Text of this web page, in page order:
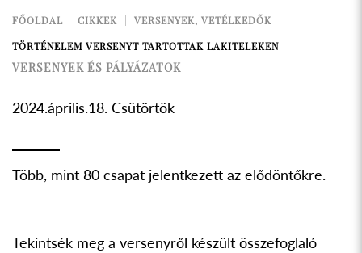
FŐOLDAL CIKKEK
VERSENYEK, VETÉLKEDŐK
TÖRTÉNELEM VERSENYT TARTOTTAK LAKITELEKEN
VERSENYEK ÉS PÁLYÁZATOK
2024.április.18. Csütörtök
Több, mint 80 csapat jelentkezett az elődöntőkre.
Tekintsék meg a versenyről készült összefoglaló